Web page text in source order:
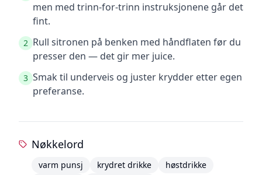
men med trinn-for-trinn instruksjonene går det
fint.
2 Rull sitronen på benken med håndflaten før du
presser den — det gir mer juice.
3 Smak til underveis og juster krydder etter egen
preferanse.
Nøkkelord
varm punsj krydret drikke
høstdrikke